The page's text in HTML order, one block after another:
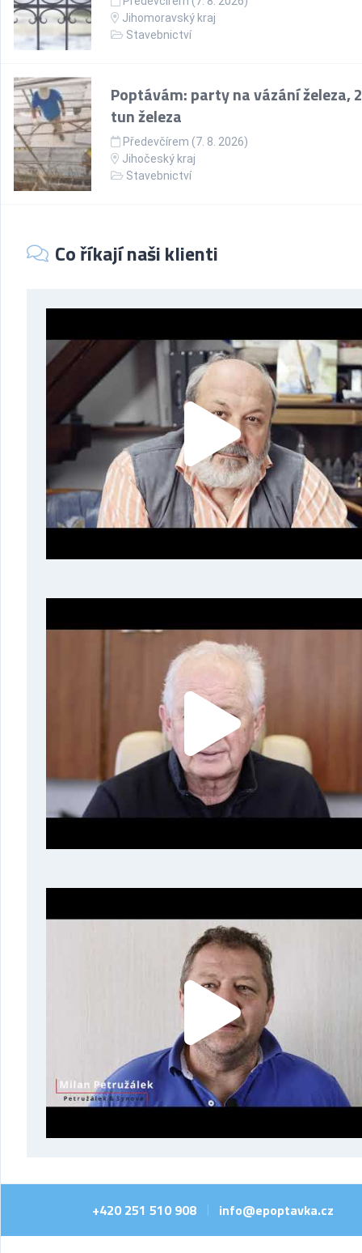
Jihomoravský kraj
Stavebnictví
Poptávám: party na vázání železa,
tun železa
Předevčírem (7. 8. 2026)
Jihočeský kraj
Stavebnictví
Co říkají naši klienti
+420 251 510 908 info@epoptavka.cz